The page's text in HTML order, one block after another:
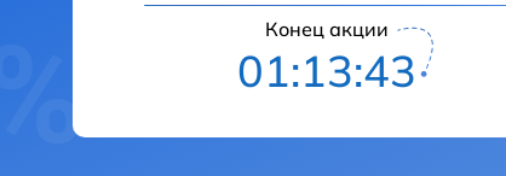
Конец акции
01:13:42